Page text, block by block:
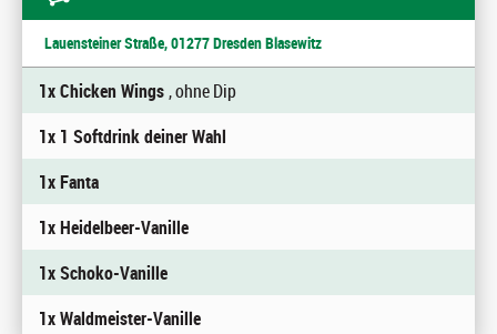
Lauensteiner Straße, 01277 Dresden Blasewitz
1x Chicken Wings, ohne Dip
1x 1 Softdrink deiner Wahl
1x Fanta
1x Heidelbeer-Vanille
1x Schoko-Vanille
1x Waldmeister-Vanille